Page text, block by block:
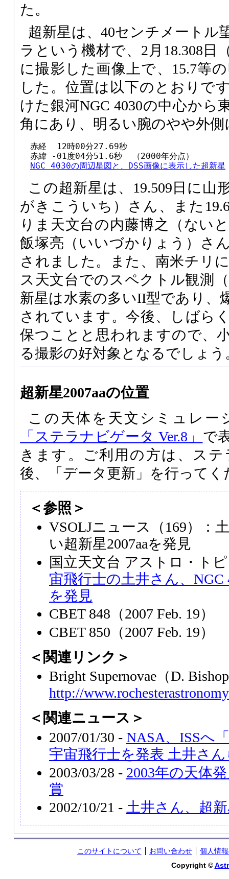
た。
超新星は、40センチメートル
ラという機材で、2月18.308日
に撮影した画像上で、15.7等
した。位置は以下のとおりで
けた銀河NGC 4030の中心から
角にあり、明るい腕のやや外
  赤経  12時00分27.69秒
  赤緯 -01度04分51.6秒  （2000年分点）
NGC 4030の周辺星図と、DSS画像に表示した超新星
この超新星は、19.509日に山
がきこういち）さん、また
りま天文台の内藤博之（ない
飯塚亮（いいづかりょう）さ
されました。また、南米チリ
ス天文台でのスペクトル観測
新星は水素の多いII型であり、
されています。今後、しばら
保つことと思われますので、
る撮影の好対象となるでしょう
超新星2007aaの位置
この天体を天文シミュレー
「ステラナビゲータ Ver.8」 で
きます。ご利用の方は、ス
後、「データ更新」を行ってく
＜参照＞
VSOLJニュース（169）：
い超新星2007aaを発見
国立天文台 アストロ・ト
宙飛行士の土井さん、NGC
を発見
CBET 848（2007 Feb. 19）
CBET 850（2007 Feb. 19）
＜関連リンク＞
Bright Supernovae（D.
http://
＜関連ニュース＞
2007/01/30 - NASA、ISSへ
宇宙飛行士を発表 土井さ
2003/03/28 - 2003年の天体
賞
2002/10/21 - 土井さん、超
このサイトについて お問い合わせ
個人情
Copyright ©